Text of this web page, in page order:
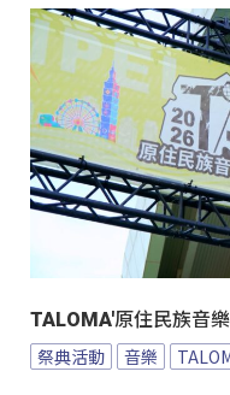
TALOMA'原住民族音
祭典活動 音樂